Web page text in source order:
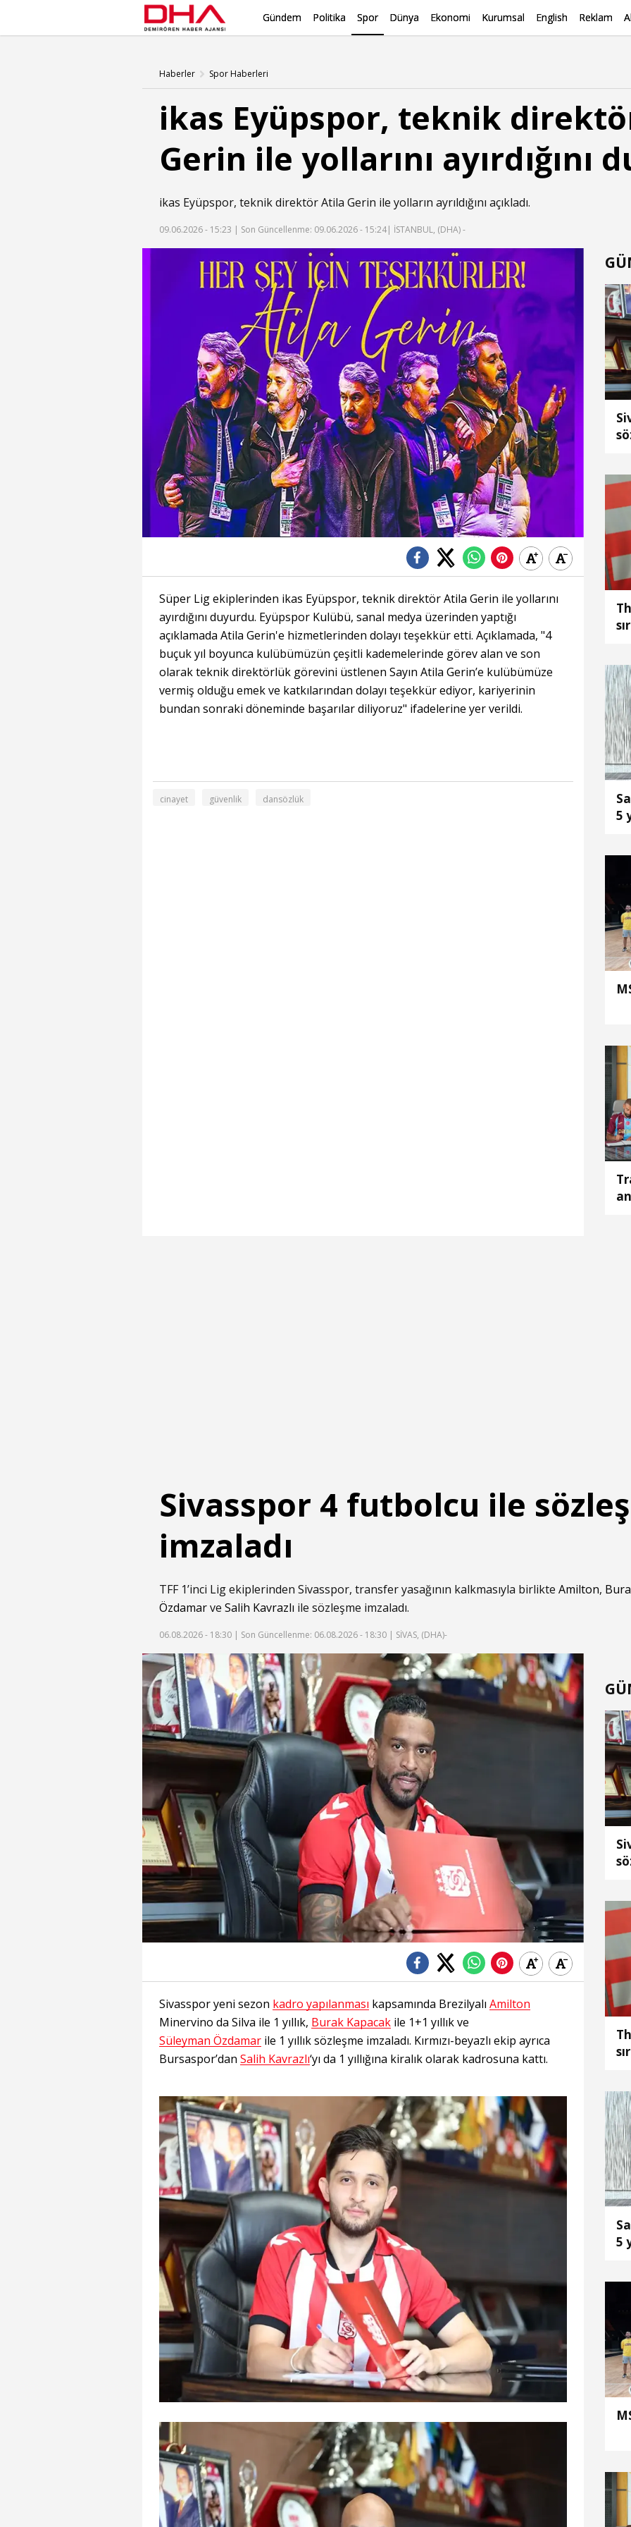
Gündem Politika Spor Dünya Ekonomi Kurumsal English Reklam
Haberler Spor Haberleri
ikas Eyüpspor, teknik
Gerin ile yollarını ayırdığını
ikas Eyüpspor, teknik direktör Atila Gerin ile yolların ayrıldığını açıkladı.
09.06.2026 - 15:23 | Son Güncellenme: 09.06.2026 - 15:24| İSTANBUL, (DHA) -
Süper Lig ekiplerinden ikas Eyüpspor, teknik direktör Atila Gerin ile yollarını
ayırdığını duyurdu. Eyüpspor Kulübü, sanal medya üzerinden yaptığı
açıklamada Atila Gerin'e hizmetlerinden dolayı teşekkür etti. Açıklamada, "4
buçuk yıl boyunca kulübümüzün çeşitli kademelerinde görev alan ve son
olarak teknik direktörlük görevini üstlenen Sayın Atila Gerin’e kulübümüze
vermiş olduğu emek ve katkılarından dolayı teşekkür ediyor, kariyerinin
bundan sonraki döneminde başarılar diliyoruz" ifadelerine yer verildi.
cinayet güvenlik dansözlük
5
Sivasspor 4 futbolcu ile
imzaladı
TFF 1’inci Lig ekiplerinden Sivasspor, transfer yasağının kalkmasıyla birlikte Amilton,
Özdamarve Salih Kavrazlı ile sözleşme imzaladı.
06.08.2026 - 18:30 | Son Güncellenme: 06.08.2026 - 18:30 | SİVAS, (DHA)-
Sivasspor yeni sezon kadro yapılanması kapsamında Brezilyalı Amilton
Minervino da Silva ile 1 yıllık, Burak Kapacak ile 1+1 yıllık ve
Süleyman Özdamar ile 1 yıllık sözleşme imzaladı. Kırmızı-beyazlı ekip ayrıca
Bursaspor’dan Salih Kavrazlı‘yı da 1 yıllığına kiralık olarak kadrosuna kattı.
5